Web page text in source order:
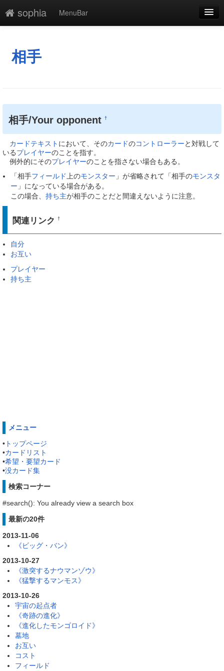
sophia
MenuBar
添付
最終更新
一覧
単語検索
相手
相手/Your opponent†
カードテキスト において、そのカードのコントローラーと対戦して
いるプレイヤーのことを指す。
例外的にそのプレイヤーのことを指さない場合もある。
「相手フィールド 上のモンスター 」が省略されて「相手のモンスタ
ー 」になっている場合がある。
この場合、 持ち主が相手のことだと間違えないように注意。
関連リンク†
自分
お互い
プレイヤー
持ち主
メニュー
• トップページ
•カードリスト
•希望・要望カード
•没カード集
検索コーナー
#search(): You already view a search box
最新の20件
2013-11-06
《ビッグ・バン》
2013-10-27
《激突するナウマンゾウ》
《猛撃するマンモス》
2013-10-26
宇宙の起点者
《奇跡の進化》
《進化したモンゴロイド》
墓地
お互い
コスト
フィールド